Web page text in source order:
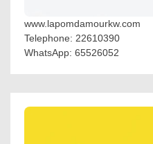
www.lapomdamourkw.com
Telephone: 22610390
WhatsApp: 65526052